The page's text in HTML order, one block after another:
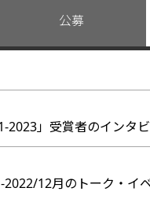
公募
」受賞者のインタ
2022/12月のトーク・